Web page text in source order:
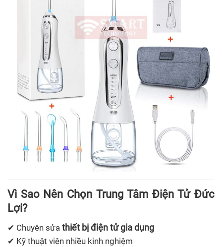
Vì Sao Nên Chọn Trung Tâm Điện Tử Đức
Lợi?
✔ Chuyên sửa thiết bị điện tử gia dụng
✔ Kỹ thuật viên nhiều kinh nghiệm